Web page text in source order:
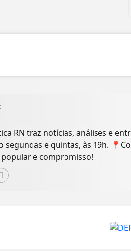
RN traz notícias, análises e
segundas e quintas, às 19h.
e compromisso!